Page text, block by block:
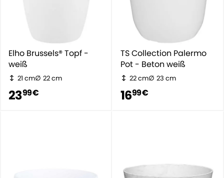
Elho Brussels® Topf -
weiß
21 cm 22 cm
2399 €
TS Collection Palermo
Pot - Beton weiß
22 cm 23 cm
1699 €